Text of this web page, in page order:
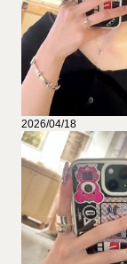
2026/04/18